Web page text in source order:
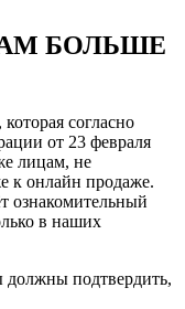
БОЛЬШЕ
согласно
от 23 февраля
лицам, не
к онлайн продаже.
ознакомительный
в наших
подтвердить,